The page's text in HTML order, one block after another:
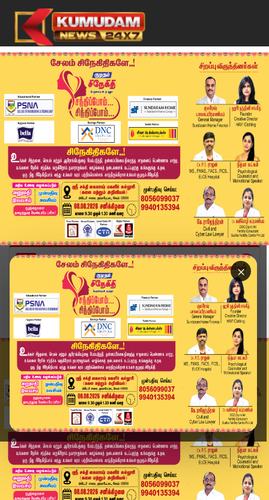
×
Home
வீடியோ ஸ்டோரி
சேலத்தில் கனமழை! பள்ளிகளுக்கு விடுமுறை? | Salem...